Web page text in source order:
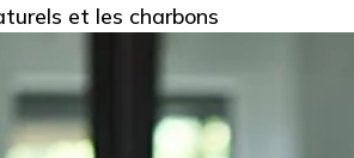
et les charbons